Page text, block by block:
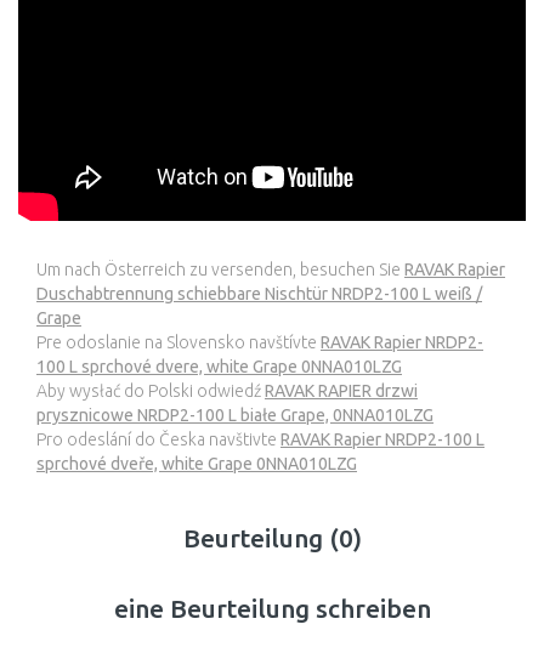
Um nach Österreich zu versenden, besuchen Sie RAVAK Rapier
Duschabtrennung schiebbare Nischtür NRDP2-100 L weiß /
Grape
Pre odoslanie na Slovensko navštívte RAVAK Rapier NRDP2-
100 L sprchové dvere, white Grape 0NNA010LZG
Aby wysłać do Polski odwiedźRAVAK RAPIER drzwi
prysznicowe NRDP2-100 L białe Grape, 0NNA010LZG
Pro odeslání do Česka navštivte RAVAK Rapier NRDP2-100 L
sprchové dveře, white Grape 0NNA010LZG
Beurteilung (0)
eine Beurteilung schreiben